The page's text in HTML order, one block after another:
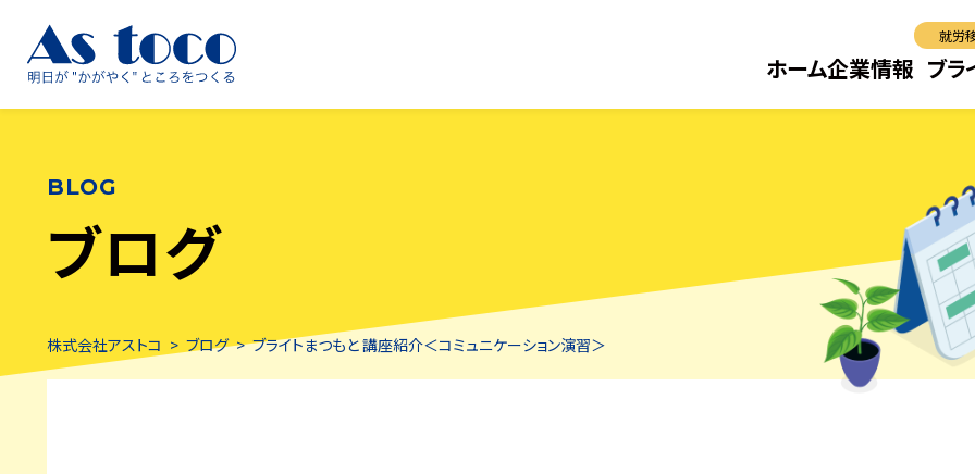
ホーム企業情報
就労
ブラ
BLOG
ブログ
株式会社アストコ > ブログ > ブライトまつもと 講座紹介＜コミュニケーション演習＞